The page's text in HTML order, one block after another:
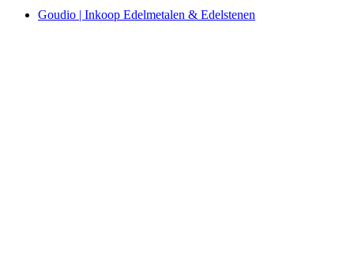
Goudio | Inkoop Edelmetalen & Edelstenen